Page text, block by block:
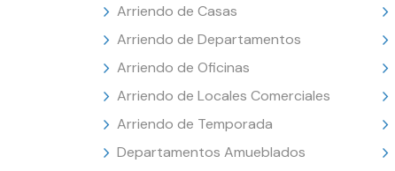
Arriendo de Casas
Arriendo de Departamentos
Arriendo de Oficinas
Arriendo de Locales Comerciales
Arriendo de Temporada
Departamentos Amueblados